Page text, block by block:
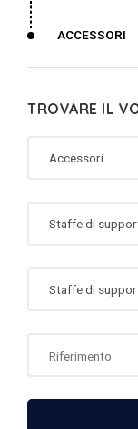
ACCESSORI
TROVARE IL
Accessori
Staffe di
Staffe di